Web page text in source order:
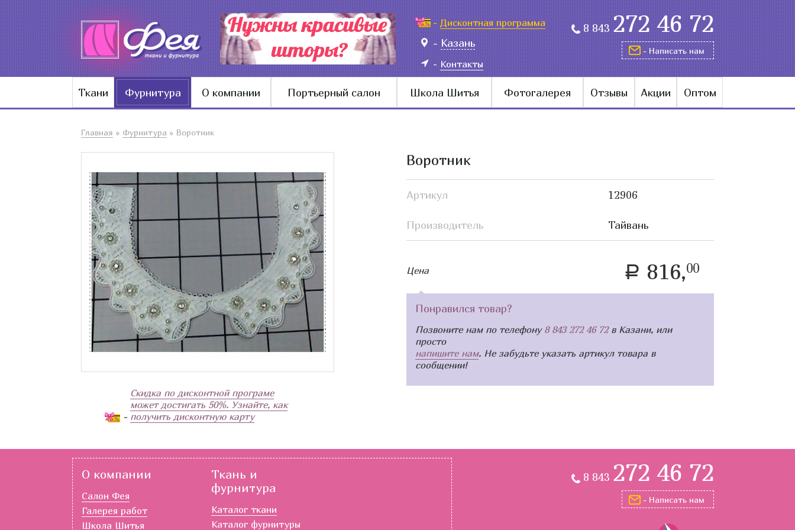
-Дисконтная программа
-Казань
-Контакты
8 843272 46 72
- Написать нам
Ткани Фурнитура О компании Портьерный салон Школа Шитья Фотогалерея Отзывы Акции Оптом
Главная » Фурнитура » Воротник
-
Скидка по дисконтной програме
может достигать 50%. Узнайте, как
получить дисконтную карту
Воротник
Артикул 12906
Производитель Тайвань
Цена a 816,00
Понравился товар?
Позвоните нам по телефону 8 843 272 46 72в Казани, или
просто
напишите нам. Не забудьте указать артикул товара в
сообщении!
О компании
Салон Фея
Галерея работ
Школа Шитья
Ткань и
фурнитура
Каталог ткани
Каталог фурнитуры
8 843 272 46 72
- Написать нам